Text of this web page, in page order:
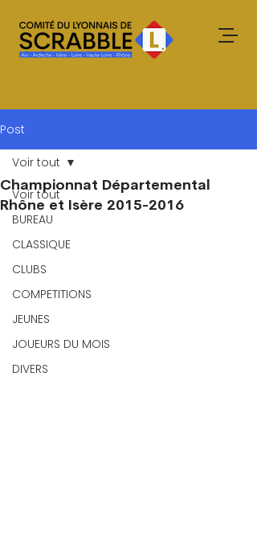
Post
Voir tout
BUREAU
CLASSIQUE
CLUBS
COMPETITIONS
JEUNES
JOUEURS DU MOIS
DIVERS
Voir tout
Championnat Départemental
Rhône et Isère 2015-2016